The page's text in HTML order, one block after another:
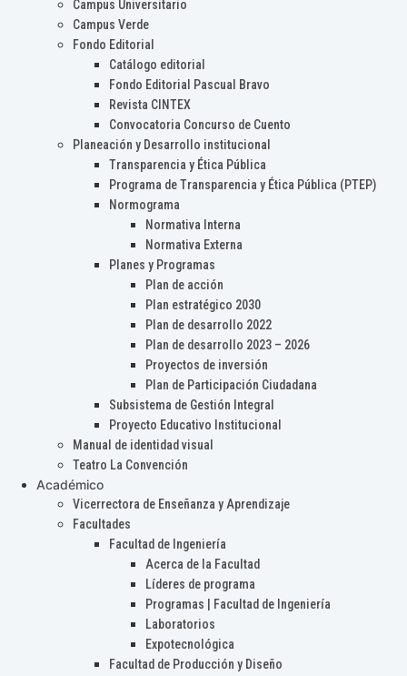
Campus Universitario
Campus Verde
Fondo Editorial
Catálogo editorial
Fondo Editorial Pascual Bravo
Revista CINTEX
Convocatoria Concurso de Cuento
Planeación y Desarrollo institucional
Transparencia y Ética Pública
Programa de Transparencia y Ética Pública (PTEP)
Normograma
Normativa Interna
Normativa Externa
Planes y Programas
Plan de acción
Plan estratégico 2030
Plan de desarrollo 2022
Plan de desarrollo 2023 – 2026
Proyectos de inversión
Plan de Participación Ciudadana
Subsistema de Gestión Integral
Proyecto Educativo Institucional
Manual de identidad visual
Teatro La Convención
Académico
Vicerrectora de Enseñanza y Aprendizaje
Facultades
Facultad de Ingeniería
Acerca de la Facultad
Líderes de programa
Programas | Facultad de Ingeniería
Laboratorios
Expotecnológica
Facultad de Producción y Diseño